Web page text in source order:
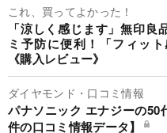
これ、買ってよかった！
「涼しく感じます」無印
ミ予防に便利！「フィッ
《購入レビュー》
ダイヤモンド・口コミ情報
パナソニック エナジーの50
件の口コミ情報データ】